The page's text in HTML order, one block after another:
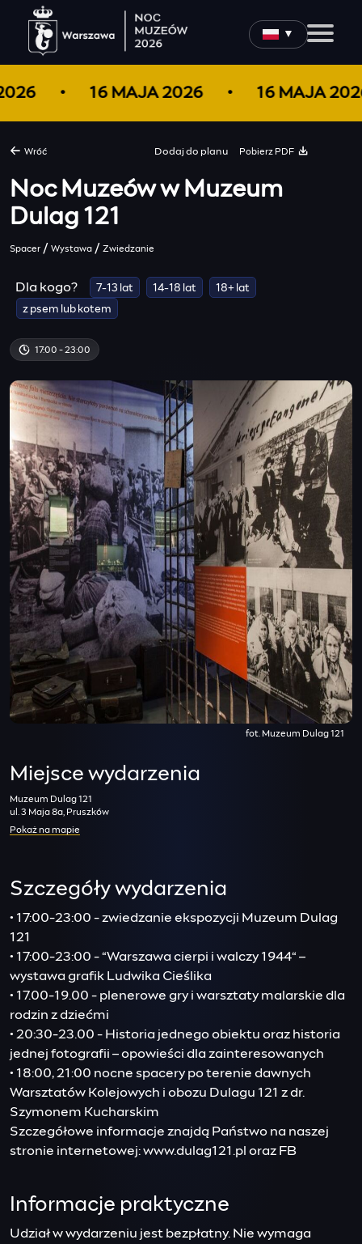
▼
16 MAJA 2026 16 MAJA
Dodaj do planu Pobierz PDF
Wróć
Noc Muzeów w Muzeum
Dulag 121
Spacer / Wystawa / Zwiedzanie
Dla kogo? 7-13 lat 14-18 lat
18+ lat
z psem lub kotem
17:00 - 23:00
fot. Muzeum Dulag 121
Miejsce wydarzenia
Muzeum Dulag 121
ul. 3 Maja 8a, Pruszków
Pokaż na mapie
Szczegóły wydarzenia
• 17:00-23:00 - zwiedzanie ekspozycji Muzeum Dulag
121
• 17:00-23:00 - “Warszawa cierpi i walczy 1944“ –
wystawa grafik Ludwika Cieślika
• 17.00-19.00 - plenerowe gry i warsztaty malarskie dla
rodzin z dziećmi
• 20:30-23.00 - Historia jednego obiektu oraz historia
jednej fotografii – opowieści dla zainteresowanych
• 18:00, 21:00 nocne spacery po terenie dawnych
Warsztatów Kolejowych i obozu Dulagu 121 z dr.
Szymonem Kucharskim
Szczegółowe informacje znajdą Państwo na naszej
stronie internetowej: www.dulag121.pl oraz FB
Informacje praktyczne
Udział w wydarzeniu jest bezpłatny. Nie wymaga